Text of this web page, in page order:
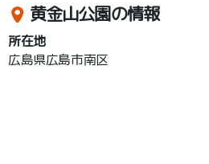
黄金山公園の情報
所在地
広島県広島市南区